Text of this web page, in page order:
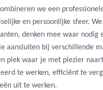
we een
en persoonlijke sfeer.
denken mee waar nodig
aansluiten bij verschillende
plek waar je met plezier
te werken, efficiënt te
uit te werken.